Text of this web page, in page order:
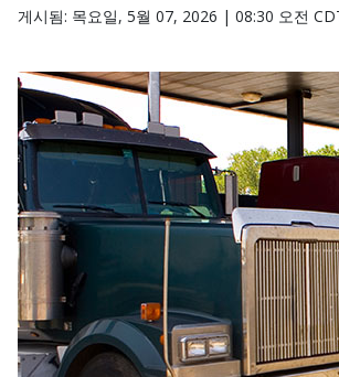
게시됨: 목요일, 5월 07, 2026 | 08:30 오전